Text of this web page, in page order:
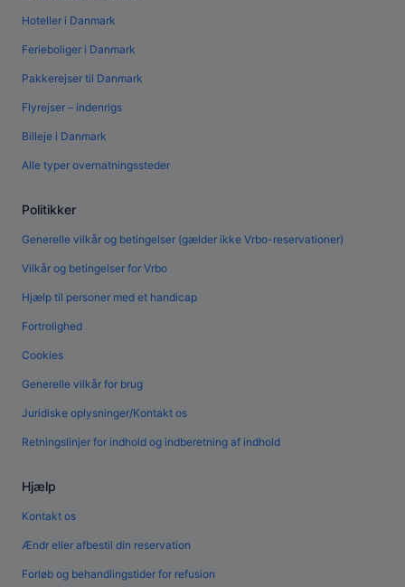
Hoteller i Danmark
Ferieboliger i Danmark
Pakkerejser til Danmark
Flyrejser – indenrigs
Billeje i Danmark
Alle typer overnatningssteder
Politikker
Generelle vilkår og betingelser (gælder ikke Vrbo-reservationer)
Vilkår og betingelser for Vrbo
Hjælp til personer med et handicap
Fortrolighed
Cookies
Generelle vilkår for brug
Juridiske oplysninger/Kontakt os
Retningslinjer for indhold og indberetning af indhold
Hjælp
Kontakt os
Ændr eller afbestil din reservation
Forløb og behandlingstider for refusion